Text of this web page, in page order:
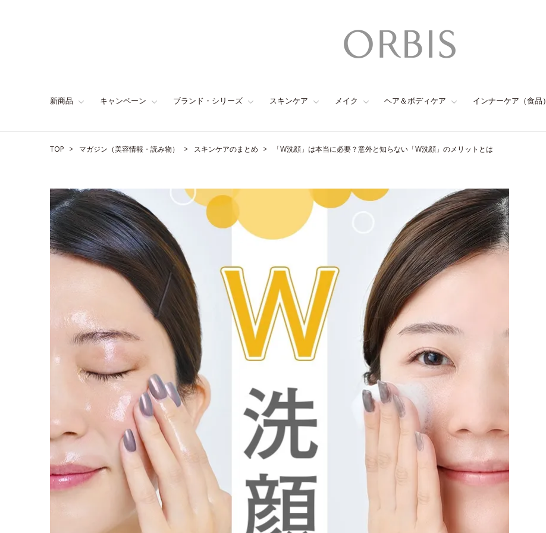
新商品 キャンペーン ブランド・シリーズ スキンケア メイク ヘア＆ボディケア インナーケア（食品）
TOP マガジン（美容情報・読み物） スキンケアのまとめ 「W洗顔」は本当に必要？意外と知らない「W洗顔」のメリットとは